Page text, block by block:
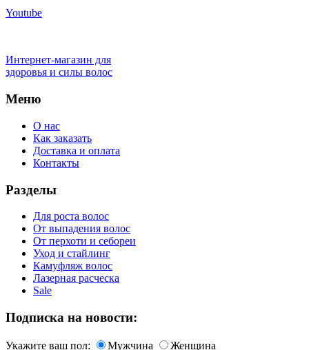
Youtube
Интернет-магазин для
здоровья и силы волос
Меню
О нас
Как заказать
Доставка и оплата
Контакты
Разделы
Для роста волос
От выпадения волос
От перхоти и себореи
Уход и стайлинг
Камуфляж волос
Лазерная расческа
Sale
Подписка на новости:
Укажите ваш пол: Мужчина Женщина